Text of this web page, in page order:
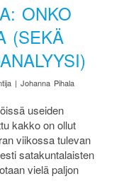
ONKO
(SEKÄ
| Johanna Pihala
useiden
kakko on ollut
viikossa tulevan
satakuntalaisten
vielä paljon